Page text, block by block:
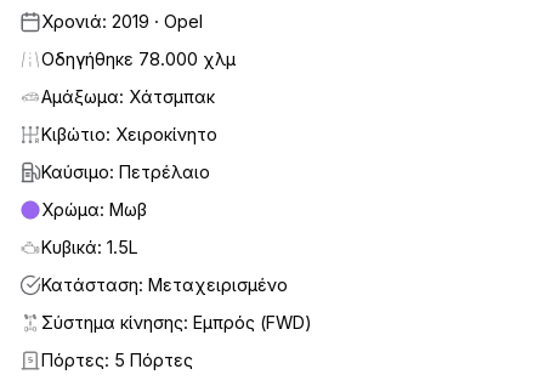
Χρονιά: 2019 · Opel
Οδηγήθηκε 78.000 χλμ
Αμάξωμα: Χάτσμπακ
Κιβώτιο: Χειροκίνητο
Καύσιμο: Πετρέλαιο
Χρώμα: Μωβ
Κυβικά: 1.5L
Κατάσταση: Μεταχειρισμένο
Σύστημα κίνησης: Εμπρός (FWD)
5 Πόρτες: 5 Πόρτες